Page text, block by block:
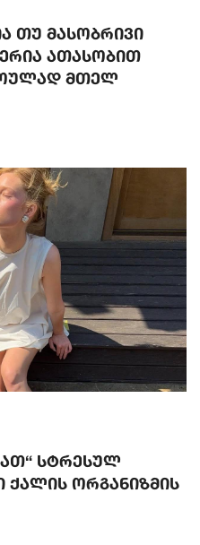
თუ მასობრივი
ათასობით
მთელ
სტრესულ
ქალის ორგანიზმის